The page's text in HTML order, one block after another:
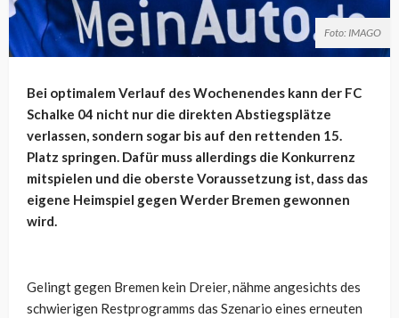
Foto: IMAGO
Bei optimalem Verlauf des Wochenendes kann der FC
Schalke 04 nicht nur die direkten Abstiegsplätze
verlassen, sondern sogar bis auf den rettenden 15.
Platz springen. Dafür muss allerdings die Konkurrenz
mitspielen und die oberste Voraussetzung ist, dass das
eigene Heimspiel gegen Werder Bremen gewonnen
wird.
Gelingt gegen Bremen kein Dreier, nähme angesichts des
schwierigen Restprogramms das Szenario eines erneuten